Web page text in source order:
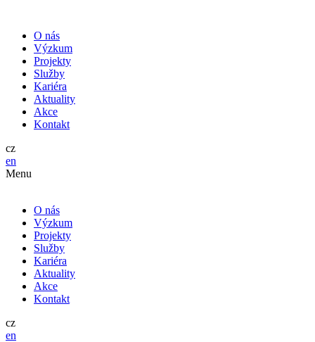
O nás
Výzkum
Projekty
Služby
Kariéra
Aktuality
Akce
Kontakt
cz
en
Menu
O nás
Výzkum
Projekty
Služby
Kariéra
Aktuality
Akce
Kontakt
cz
en